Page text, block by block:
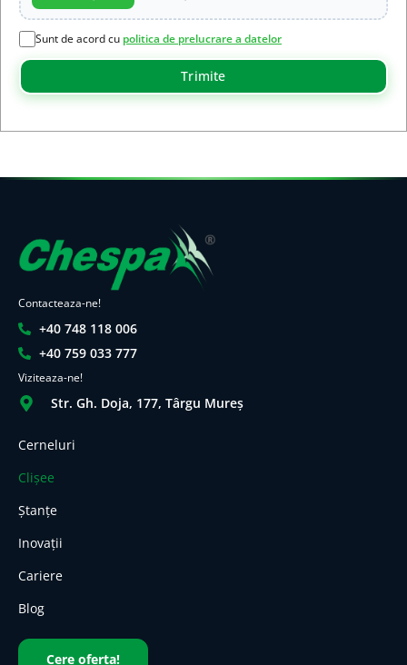
Sunt de acord cu politica de prelucrare a datelor
Trimite
Contacteaza-ne!
+40 748 118 006
+40 759 033 777
Viziteaza-ne!
Str. Gh. Doja, 177, Târgu Mureș
Cerneluri
Clișee
Ștanțe
Inovații
Cariere
Blog
Cere oferta!